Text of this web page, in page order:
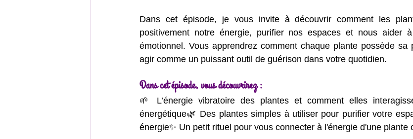
Dans cet épisode, je vous invite à découvrir comment les
positivement notre énergie, purifier nos espaces et nous aider
émotionnel. Vous apprendrez comment chaque plante possède sa
agir comme un puissant outil de guérison dans votre quotidien.
Dans cet épisode, vous découvrirez :
🌱 L’énergie vibratoire des plantes et comment elles
énergétique🌿 Des plantes simples à utiliser pour purifier votre
énergie✨ Un petit rituel pour vous connecter à l'énergie d'une plante